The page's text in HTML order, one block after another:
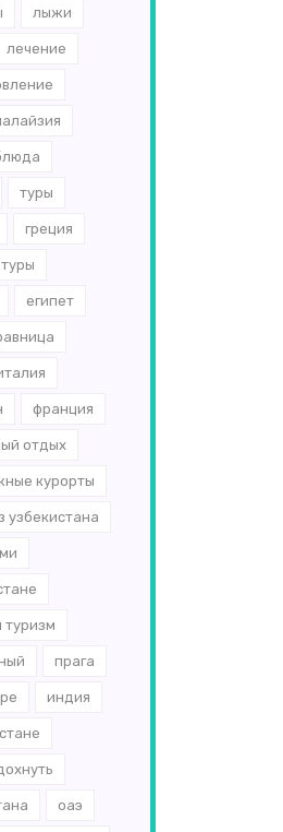
лыжи
лечение
туры
греция
египет
франция
отдых
курорты
узбекистана
туризм
прага
индия
оаэ